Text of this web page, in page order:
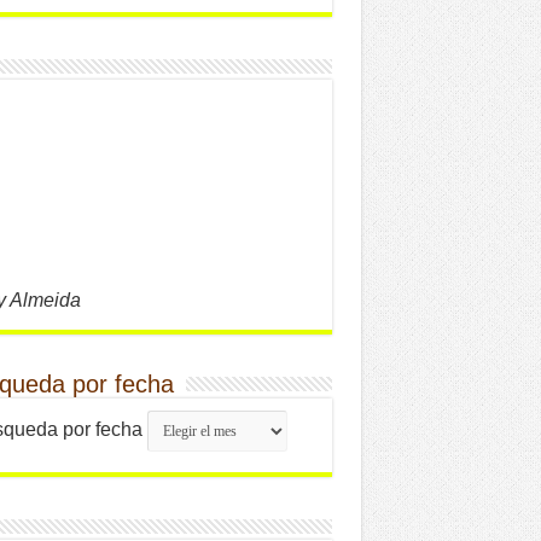
Almeida
por fecha
por fecha